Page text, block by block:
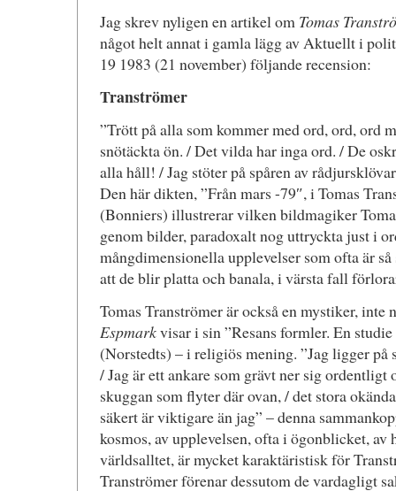
Jag skrev nyligen en artikel om Tomas
något helt annat i gamla lägg av Aktuellt i
19 1983 (21 november) följande recension:
Tranströmer
”Trött på alla som kommer med ord, ord, ord
snötäckta ön. / Det vilda har inga ord. / De
alla håll! / Jag stöter på spåren av
Den här dikten, ”Från mars -79″, i Tomas
(Bonniers) illustrerar vilken bildmagiker
genom bilder, paradoxalt nog uttryckta just i
mångdimensionella upplevelser som ofta är
att de blir platta och banala, i värsta fall
Tomas Tranströmer är också en mystiker,
Espmarkvisar i sin ”Resans formler. En
(Norstedts) – i religiös mening. ”Jag ligger på
/ Jag är ett ankare som grävt ner sig
skuggan som flyter där ovan, / det stora
säkert är viktigare än jag” – denna
kosmos, av upplevelsen, ofta i ögonblicket, av
världsalltet, är mycket karaktäristisk för
Tranströmer förenar dessutom de vardagligt